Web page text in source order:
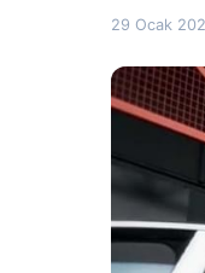
29 Ocak